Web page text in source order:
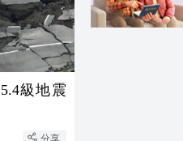
級地震